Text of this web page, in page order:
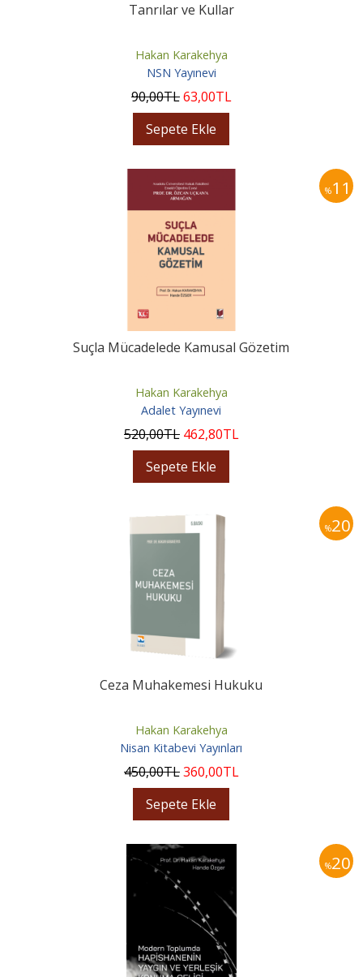
Tanrılar ve Kullar
Hakan Karakehya
NSN Yayınevi
90,00TL63,00TL
Sepete Ekle
%11
Suçla Mücadelede Kamusal Gözetim
Hakan Karakehya
Adalet Yayınevi
520,00TL 462,80TL
Sepete Ekle
%20
Ceza Muhakemesi Hukuku
Hakan Karakehya
Nisan Kitabevi Yayınları
450,00TL360,00TL
Sepete Ekle
%20